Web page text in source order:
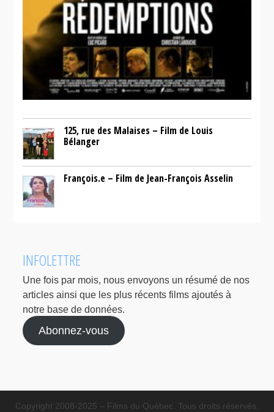
125, rue des Malaises – Film de Louis
Bélanger
François.e – Film de Jean-François Asselin
INFOLETTRE
Une fois par mois, nous envoyons un résumé de nos
articles ainsi que les plus récents films ajoutés à
notre base de données.
Abonnez-vous
Copyright 2008-2025 – Films du Québec. Tous droits réservés.